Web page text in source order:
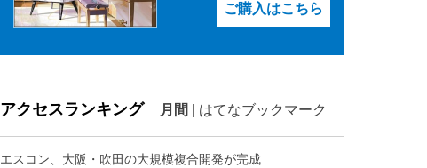
ご購入はこちら
アクセスランキング 月間 はてなブックマーク
エスコン、大阪・吹田の大規模複合開発が完成